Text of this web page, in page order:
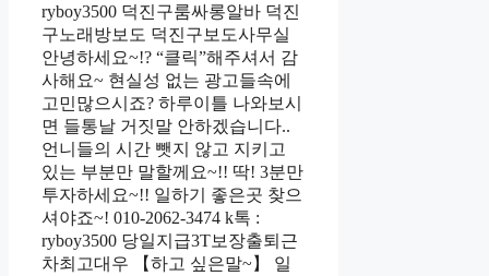
ryboy3500 덕진구룸싸롱알바 덕진
구노래방보도 덕진구보도사무실
안녕하세요~!? “클릭”해주셔서 감
사해요~ 현실성 없는 광고들속에
고민많으시죠? 하루이틀 나와보시
면 들통날 거짓말 안하겠습니다..
언니들의 시간 뺏지 않고 지키고
있는 부분만 말할께요~!! 딱! 3분만
투자하세요~!! 일하기 좋은곳 찾으
셔야죠~! 010-2062-3474 k톡 :
ryboy3500 당일지급3T보장출퇴근
차최고대우 【하고 싶은말~】 일